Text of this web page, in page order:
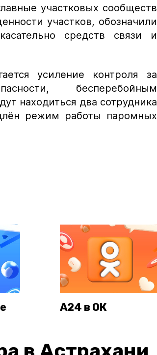
участковых сообществ
участков, обозначили
средств связи и
усиление контроля за
бесперебойным
находиться два сотрудника
режим работы паромных
А24 в ОК